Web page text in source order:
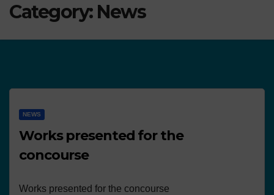
Category: News
NEWS
Works presented for the
concourse
Works presented for the concourse